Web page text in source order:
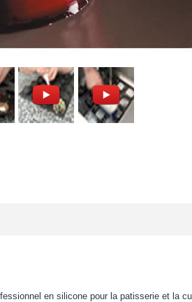
en silicone pour la patisserie et la